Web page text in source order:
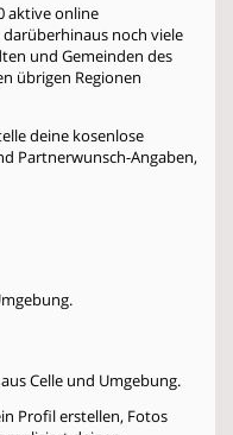
aktive online
darüberhinaus noch viele
und Gemeinden des
übrigen Regionen
deine kosenlose
Partnerwunsch-Angaben,
Celle und Umgebung.
Profil erstellen, Fotos